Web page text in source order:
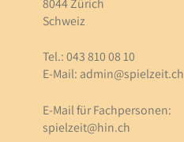
8044 Zürich
Schweiz
Tel.: 043 810 08 10
E-Mail: admin@spielzeit.ch
E-Mail für Fachpersonen:
spielzeit@hin.ch